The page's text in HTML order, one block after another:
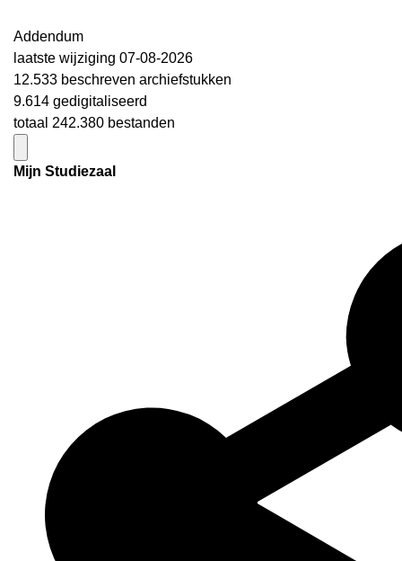
Addendum
laatste wijziging 07-08-2026
12.533 beschreven archiefstukken
9.614 gedigitaliseerd
totaal 242.380 bestanden
Mijn Studiezaal